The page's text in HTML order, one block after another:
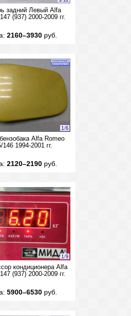
задний Левый Alfa
(937) 2000-2009 гг.
2160–3930руб.
1/6
Alfa Romeo
146 1994-2001 гг.
2120–2190руб.
1/9
кондиционера Alfa
(937) 2000-2009 гг.
5900–6530руб.